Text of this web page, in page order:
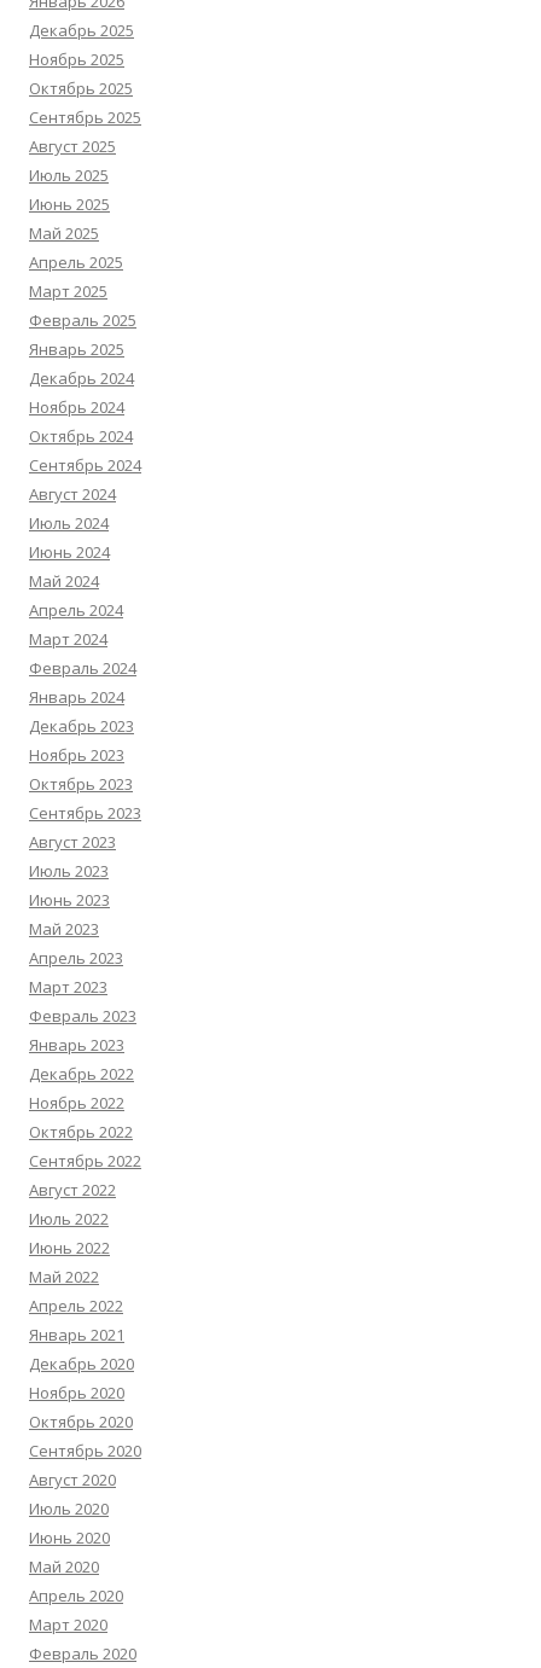
Декабрь 2025
Ноябрь 2025
Октябрь 2025
Сентябрь 2025
Август 2025
Июль 2025
Июнь 2025
Май 2025
Апрель 2025
Март 2025
Февраль 2025
Январь 2025
Декабрь 2024
Ноябрь 2024
Октябрь 2024
Сентябрь 2024
Август 2024
Июль 2024
Июнь 2024
Май 2024
Апрель 2024
Март 2024
Февраль 2024
Январь 2024
Декабрь 2023
Ноябрь 2023
Октябрь 2023
Сентябрь 2023
Август 2023
Июль 2023
Июнь 2023
Май 2023
Апрель 2023
Март 2023
Февраль 2023
Январь 2023
Декабрь 2022
Ноябрь 2022
Октябрь 2022
Сентябрь 2022
Август 2022
Июль 2022
Июнь 2022
Май 2022
Апрель 2022
Январь 2021
Декабрь 2020
Ноябрь 2020
Октябрь 2020
Сентябрь 2020
Август 2020
Июль 2020
Июнь 2020
Май 2020
Апрель 2020
Март 2020
Февраль 2020